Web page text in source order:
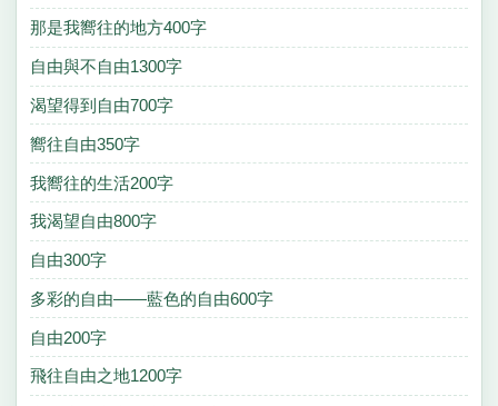
那是我嚮往的地方400字
自由與不自由1300字
渴望得到自由700字
嚮往自由350字
我嚮往的生活200字
我渴望自由800字
自由300字
多彩的自由——藍色的自由600字
自由200字
飛往自由之地1200字